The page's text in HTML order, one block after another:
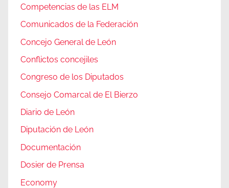
Competencias de las ELM
Comunicados de la Federación
Concejo General de León
Conflictos concejiles
Congreso de los Diputados
Consejo Comarcal de El Bierzo
Diario de León
Diputación de León
Documentación
Dosier de Prensa
Economy